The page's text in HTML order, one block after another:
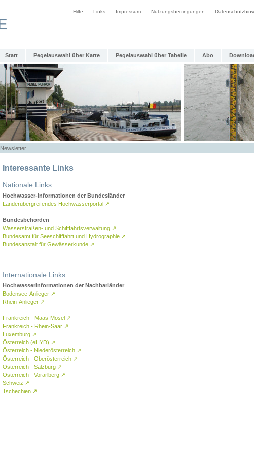
Hilfe Links Impressum Nutzungsbedingungen
Start Pegelauswahl über Karte Pegelauswahl über Tabelle Abo
Newsletter
Interessante Links
Nationale Links
Hochwasser-Informationen der Bundesländer
Länderübergreifendes Hochwasserportal ↗
Bundesbehörden
Wasserstraßen- und Schifffahrtsverwaltung ↗
Bundesamt für Seeschifffahrt und Hydrographie ↗
Bundesanstalt für Gewässerkunde ↗
Internationale Links
Hochwasserinformationen der Nachbarländer
Bodensee-Anlieger ↗
Rhein-Anlieger ↗
Frankreich - Maas-Mosel ↗
Frankreich - Rhein-Saar ↗
Luxemburg ↗
Österreich (eHYD) ↗
Österreich - Niederösterreich ↗
Österreich - Oberösterreich ↗
Österreich - Salzburg ↗
Österreich - Vorarlberg ↗
Schweiz ↗
Tschechien ↗